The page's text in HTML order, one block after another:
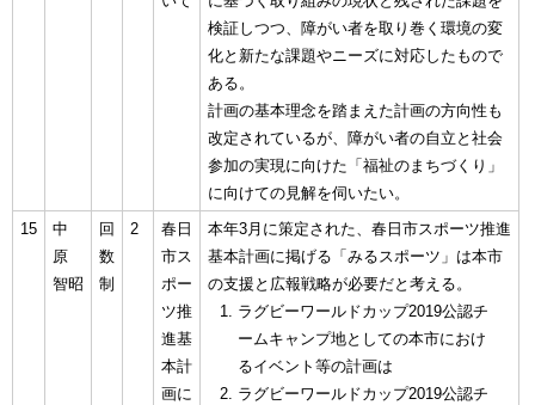
検証しつつ、障がい者を取り巻く環境の変
化と新たな課題やニーズに対応したもので
ある。
計画の基本理念を踏まえた計画の方向性も
改定されているが、障がい者の自立と社会
参加の実現に向けた「福祉のまちづくり」
に向けての見解を伺いたい。
15
中
原
智昭
回
数
制
2
春日
市ス
ポー
ツ推
進基
本計
画に
本年3月に策定された、春日市スポーツ推進
基本計画に掲げる「みるスポーツ」は本市
の支援と広報戦略が必要だと考える。
ラグビーワールドカップ2019公認チ
ームキャンプ地としての本市におけ
るイベント等の計画は
ラグビーワールドカップ2019公認チ